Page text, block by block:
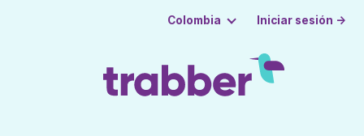
Colombia Iniciar sesión →